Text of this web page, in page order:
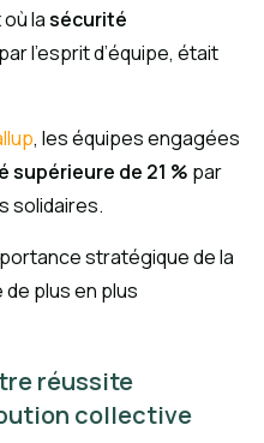
lasécurité
l’esprit d’équipe, était
, les équipes engagées
supérieure de 21 % par
solidaires.
stratégique de la
plus en plus
réussite
collective